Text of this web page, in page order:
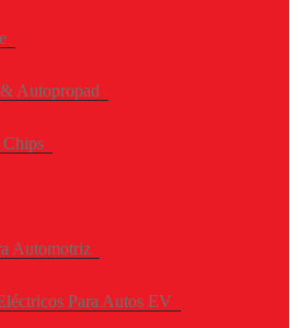
Autopropad
Chips
Automotriz
Para Autos EV